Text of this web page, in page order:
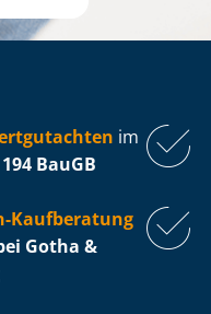
im
BauGB
Kaufberatung
Gotha &